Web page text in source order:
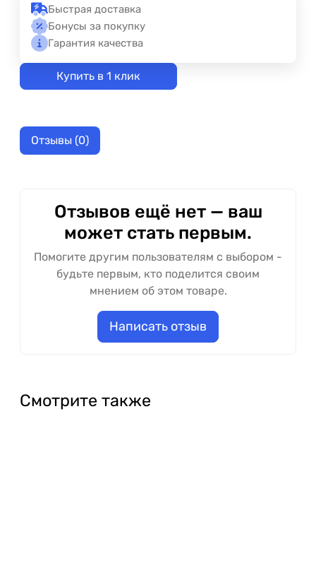
Быстрая доставка
Бонусы за покупку
Гарантия качества
Купить в 1 клик
Отзывы (0)
Отзывов ещё нет — ваш
может стать первым.
Помогите другим пользователям с выбором -
будьте первым, кто поделится своим
мнением об этом товаре.
Написать отзыв
Смотрите также